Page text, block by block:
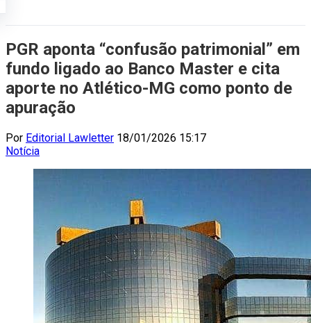
PGR aponta “confusão patrimonial” em
fundo ligado ao Banco Master e cita
aporte no Atlético-MG como ponto de
apuração
Por Editorial Lawletter 18/01/2026 15:17
Notícia